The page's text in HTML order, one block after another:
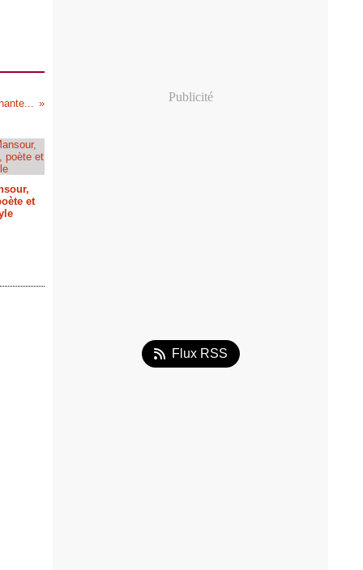
et
Publicité
Flux RSS